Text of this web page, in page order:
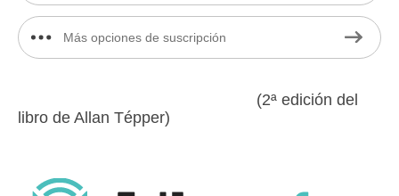
Más opciones de suscripción
(2ª edición del
libro de Allan Tépper)